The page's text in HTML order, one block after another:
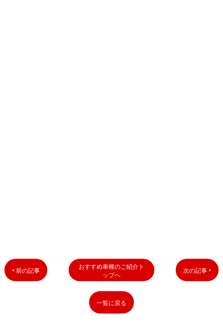
< 前の記事
おすすめ車種のご紹介ト
ップへ
次の記事 >
一覧に戻る